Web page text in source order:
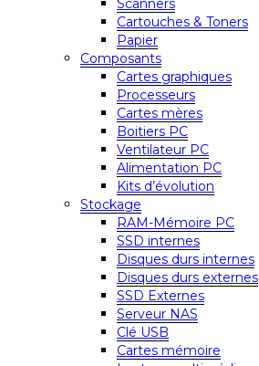
Scanners
Cartouches & Toners
Papier
Composants
Cartes graphiques
Processeurs
Cartes mères
Boitiers PC
Ventilateur PC
Alimentation PC
Kits d’évolution
Stockage
RAM-Mémoire PC
SSD internes
Disques durs internes
Disques durs externes
SSD Externes
Serveur NAS
Clé USB
Cartes mémoire